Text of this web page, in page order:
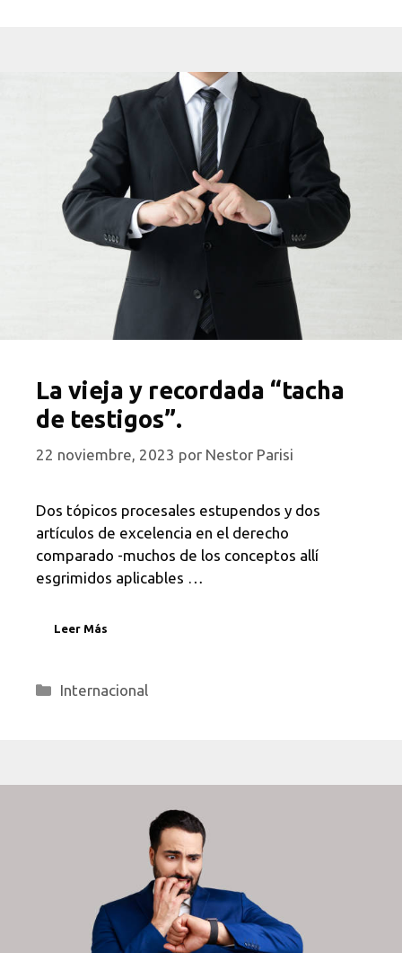
La vieja y recordada “tacha
de testigos”.
22 noviembre, 2023 por Nestor Parisi
Dos tópicos procesales estupendos y dos
artículos de excelencia en el derecho
comparado -muchos de los conceptos allí
esgrimidos aplicables …
Leer Más
Categorías
Internacional